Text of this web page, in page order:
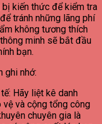
kiến thức để kiểm tra
tránh những lãng phí
không tương thích
minh sẽ bắt đầu
bạn.
ghi nhớ:
Hãy liệt kê danh
và cộng tổng công
chuyên gia là